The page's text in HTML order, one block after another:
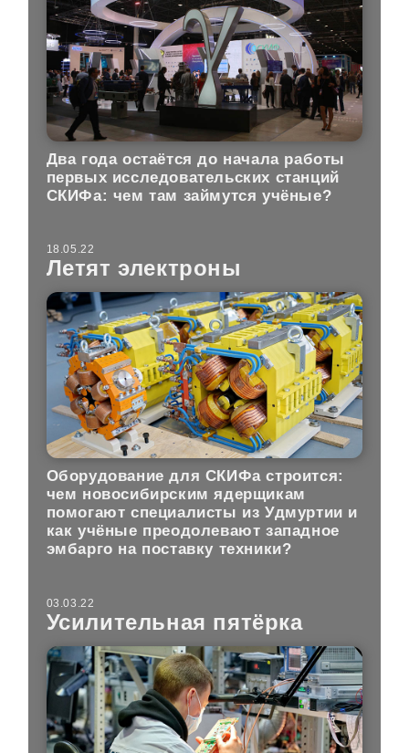
Два года остаётся до начала работы
первых исследовательских станций
СКИФа: чем там займутся учёные?
18.05.22
Летят электроны
Оборудование для СКИФа строится:
чем новосибирским ядерщикам
помогают специалисты из Удмуртии и
как учёные преодолевают западное
эмбарго на поставку техники?
03.03.22
Усилительная пятёрка